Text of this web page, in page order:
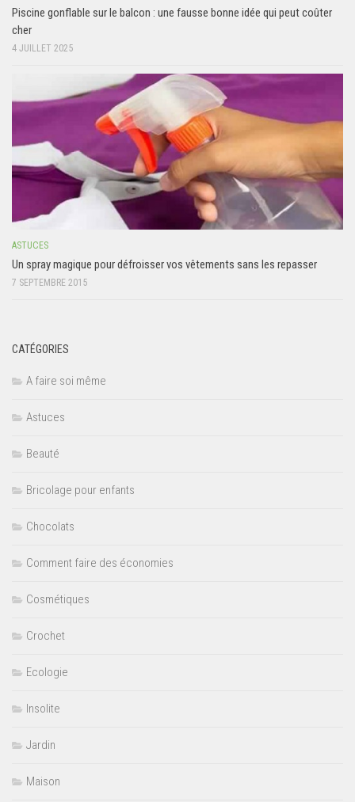
Piscine gonflable sur le balcon : une fausse bonne idée qui peut coûter
cher
4 JUILLET 2025
ASTUCES
Un spray magique pour défroisser vos vêtements sans les repasser
7 SEPTEMBRE 2015
CATÉGORIES
A faire soi même
Astuces
Beauté
Bricolage pour enfants
Chocolats
Comment faire des économies
Cosmétiques
Crochet
Ecologie
Insolite
Jardin
Maison